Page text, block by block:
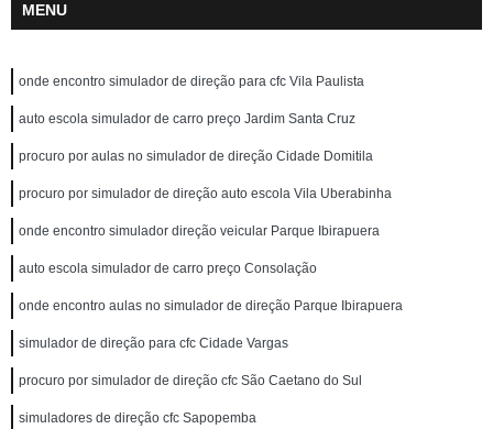
MENU
onde encontro simulador de direção para cfc Vila Paulista
auto escola simulador de carro preço Jardim Santa Cruz
procuro por aulas no simulador de direção Cidade Domitila
procuro por simulador de direção auto escola Vila Uberabinha
onde encontro simulador direção veicular Parque Ibirapuera
auto escola simulador de carro preço Consolação
onde encontro aulas no simulador de direção Parque Ibirapuera
simulador de direção para cfc Cidade Vargas
procuro por simulador de direção cfc São Caetano do Sul
simuladores de direção cfc Sapopemba